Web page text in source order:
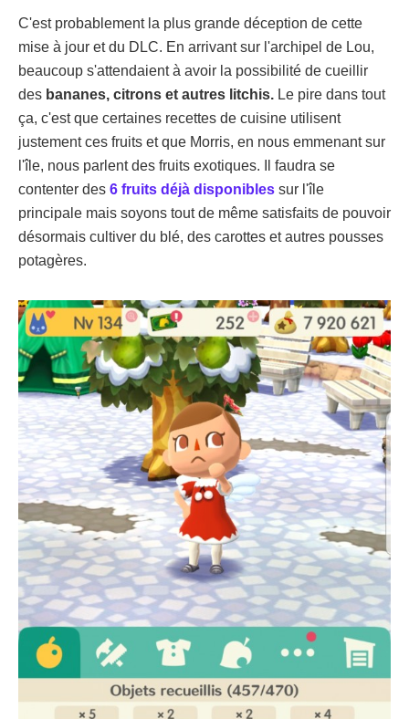
C'est probablement la plus grande déception de cette
mise à jour et du DLC. En arrivant sur l'archipel de Lou,
beaucoup s'attendaient à avoir la possibilité de cueillir
des bananes, citrons et autres litchis. Le pire dans tout
ça, c'est que certaines recettes de cuisine utilisent
justement ces fruits et que Morris, en nous emmenant sur
l'île, nous parlent des fruits exotiques. Il faudra se
contenter des 6 fruits déjà disponibles sur l'île
principale mais soyons tout de même satisfaits de pouvoir
désormais cultiver du blé, des carottes et autres pousses
potagères.